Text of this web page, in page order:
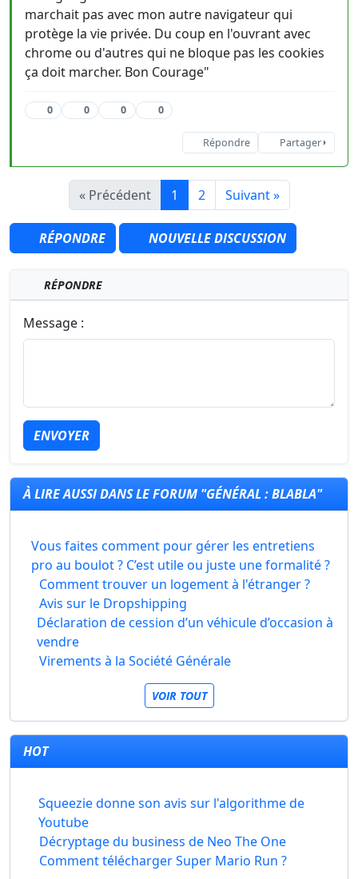
marchait pas avec mon autre navigateur qui
protège la vie privée. Du coup en l'ouvrant avec
chrome ou d'autres qui ne bloque pas les cookies
ça doit marcher. Bon Courage"
0 0 0 0
Répondre Partager
« Précédent 1 2 Suivant »
RÉPONDRE NOUVELLE DISCUSSION
RÉPONDRE
Message :
ENVOYER
À LIRE AUSSI DANS LE FORUM "GÉNÉRAL : BLABLA"
Vous faites comment pour gérer les entretiens
pro au boulot ? C’est utile ou juste une formalité ?
Comment trouver un logement à l'étranger ?
Avis sur le Dropshipping
Déclaration de cession d’un véhicule d’occasion à
vendre
Virements à la Société Générale
VOIR TOUT
HOT
Squeezie donne son avis sur l'algorithme de
Youtube
Décryptage du business de Neo The One
Comment télécharger Super Mario Run ?